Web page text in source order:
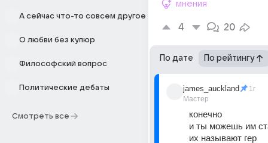
А сейчас что-то совсем другое
О любви без купюр
Философский вопрос
Политические дебаты
Смотреть все
мнения
4 20
По дате По рейтингу
james_auckland
Мастер
1г
конечно
и ты можешь им
их называют гер